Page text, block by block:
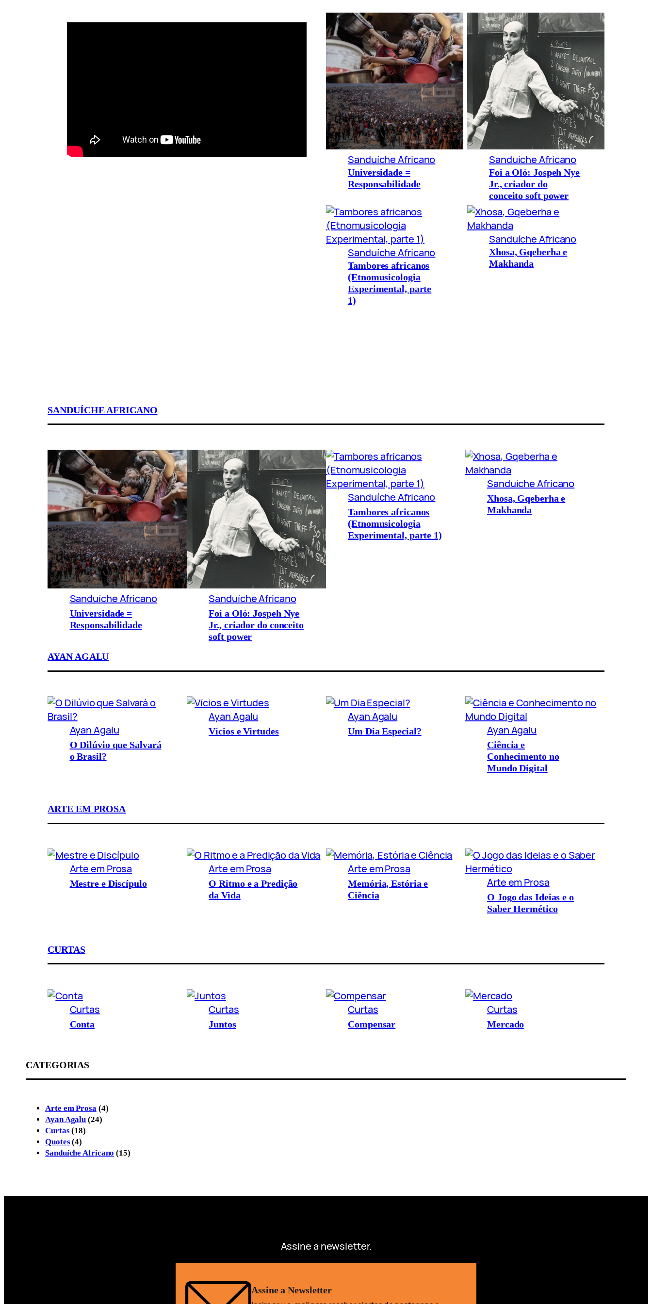
Sanduíche Africano
Universidade =
Responsabilidade
Sanduíche Africano
Foi a Oló: Jospeh Nye
Jr., criador do
conceito soft power
Sanduíche Africano
Tambores africanos
(Etnomusicologia
Experimental, parte
1)
Sanduíche Africano
Xhosa, Gqeberha e
Makhanda
SANDUÍCHE AFRICANO
Sanduíche Africano
Universidade =
Responsabilidade
Sanduíche Africano
Foi a Oló: Jospeh Nye
Jr., criador do conceito
soft power
Sanduíche Africano
Tambores africanos
(Etnomusicologia
Experimental, parte 1)
Sanduíche Africano
Xhosa, Gqeberha e
Makhanda
AYAN AGALU
Ayan Agalu
O Dilúvio que Salvará
o Brasil?
Ayan Agalu
Vícios e Virtudes
Ayan Agalu
Um Dia Especial? Ayan Agalu
Ciência e
Conhecimento no
Mundo Digital
ARTE EM PROSA
Arte em Prosa
Mestre e Discípulo
Arte em Prosa
O Ritmo e a Predição
da Vida
Arte em Prosa
Memória, Estória e
Ciência
Arte em Prosa
O Jogo das Ideias e o
Saber Hermético
CURTAS
Curtas
Conta
Curtas
Juntos
Curtas
Compensar
Curtas
Mercado
CATEGORIAS
Arte em Prosa(4)
Ayan Agalu (24)
Curtas(18)
Quotes(4)
Sanduíche Africano (15)
Assine a newsletter.
Assine a Newsletter